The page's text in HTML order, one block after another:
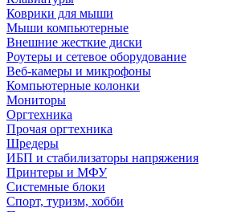
Коврики для мыши
Мыши компьютерные
Внешние жесткие диски
Роутеры и сетевое оборудование
Веб-камеры и микрофоны
Компьютерные колонки
Мониторы
Оргтехника
Прочая оргтехника
Шредеры
ИБП и стабилизаторы напряжения
Принтеры и МФУ
Системные блоки
Спорт, туризм, хобби